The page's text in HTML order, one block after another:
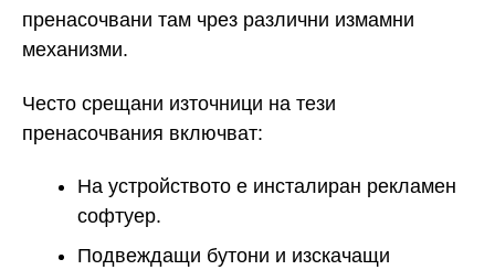
пренасочвани там чрез различни измамни
механизми.
Често срещани източници на тези
пренасочвания включват:
На устройството е инсталиран рекламен
софтуер.
Подвеждащи бутони и изскачащи